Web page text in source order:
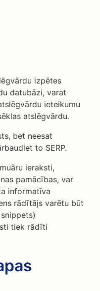
izpētes
datubāzi, varat
ieteikumu
atslēgvārdu.
bet neesat
to SERP.
ieraksti,
pamācības, var
informatīva
rādītājs varētu būt
tiek rādīti